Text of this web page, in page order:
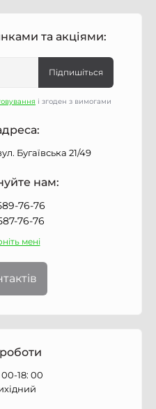
та акціями:
Підпишіться
і згоден з вимогами
Бугаївська 21/49
нам:
76-76
76-76
мені
18: 00